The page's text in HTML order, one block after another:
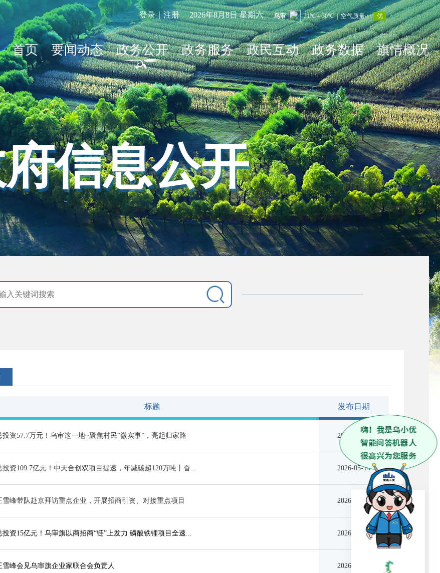
登录｜注册 2026年8月8日 星期六
首页 要闻动态 政务公开 政务服务 政民互动 政务数据 旗情概况
信息公开
标题 发布日期
投资57.7万元！乌审这一地~聚焦村民“微实事”，亮起归家路 2026-07-01
投资109.7亿元！中天合创双项目提速，年减碳超120万吨丨奋... 2026-05-14
雪峰带队赴京拜访重点企业，开展招商引资、对接重点项目 2026-05-08
投资15亿元！乌审旗以商招商“链”上发力 磷酸铁锂项目全速... 2026-05-08
雪峰会见乌审旗企业家联合会负责人 2026-03-03